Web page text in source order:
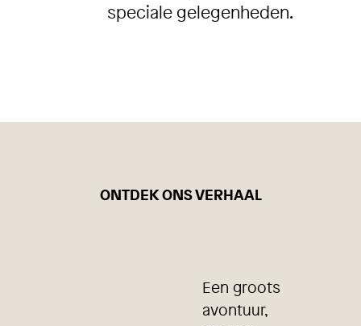
speciale gelegenheden.
ONTDEK ONS VERHAAL
Een groots
avontuur,